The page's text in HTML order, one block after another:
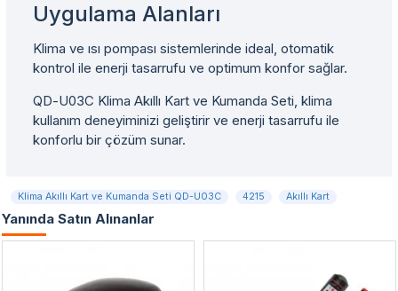
Uygulama Alanları
Klima ve ısı pompası sistemlerinde ideal, otomatik
kontrol ile enerji tasarrufu ve optimum konfor sağlar.
QD-U03C Klima Akıllı Kart ve Kumanda Seti, klima
kullanım deneyiminizi geliştirir ve enerji tasarrufu ile
konforlu bir çözüm sunar.
Klima Akıllı Kart ve Kumanda Seti QD-U03C 4215 Akıllı Kart
Yanında Satın Alınanlar